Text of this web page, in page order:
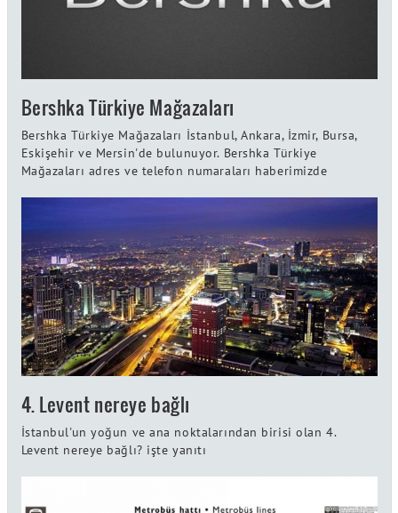
Bershka Türkiye Mağazaları
Bershka Türkiye Mağazaları İstanbul, Ankara, İzmir, Bursa,
Eskişehir ve Mersin'de bulunuyor. Bershka Türkiye
Mağazaları adres ve telefon numaraları haberimizde
4. Levent nereye bağlı
İstanbul'un yoğun ve ana noktalarından birisi olan 4.
Levent nereye bağlı? işte yanıtı